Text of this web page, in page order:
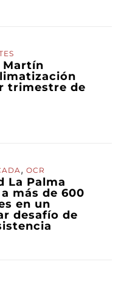
Martín
trimestre de
, OCR
La Palma
más de 600
en un
desafío de